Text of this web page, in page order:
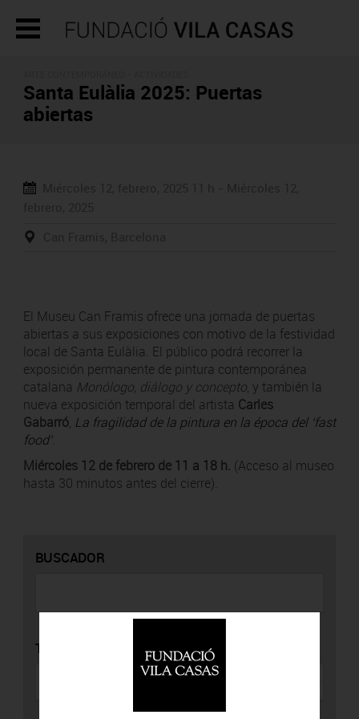
Santa Eulàlia 2025: Puertas
abiertas
El Museu Can Framis ofrece una jornada de puertas
abiertas a sus exposiciones con motivo de la festividad
local de Santa Eulàlia. El público podrá recorrer la
exposición permanente de pintura contemporánea
catalana Monólogo, diálogo y concepto, y también la
nueva exposición temporal del artista Carles
Gabarró, La fragilidad de la pintura en la época del ‘fast
food’.
Miércoles 12 de febrero de 11 a 18 h. (Acceso al museo
hasta 30 minutos antes del cierre).
BUSCADOR
TIPO